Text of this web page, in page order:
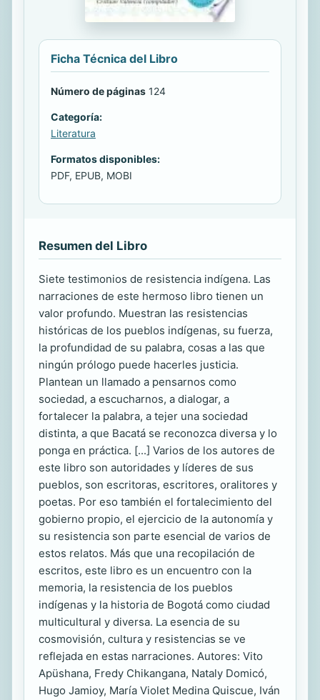
Ficha Técnica del Libro
Número de páginas 124
Categoría:
Literatura
Formatos disponibles:
PDF, EPUB, MOBI
Resumen del Libro
Siete testimonios de resistencia indígena. Las
narraciones de este hermoso libro tienen un
valor profundo. Muestran las resistencias
históricas de los pueblos indígenas, su fuerza,
la profundidad de su palabra, cosas a las que
ningún prólogo puede hacerles justicia.
Plantean un llamado a pensarnos como
sociedad, a escucharnos, a dialogar, a
fortalecer la palabra, a tejer una sociedad
distinta, a que Bacatá se reconozca diversa y lo
ponga en práctica. [...] Varios de los autores de
este libro son autoridades y líderes de sus
pueblos, son escritoras, escritores, oralitores y
poetas. Por eso también el fortalecimiento del
gobierno propio, el ejercicio de la autonomía y
su resistencia son parte esencial de varios de
estos relatos. Más que una recopilación de
escritos, este libro es un encuentro con la
memoria, la resistencia de los pueblos
indígenas y la historia de Bogotá como ciudad
multicultural y diversa. La esencia de su
cosmovisión, cultura y resistencias se ve
reflejada en estas narraciones. Autores: Vito
Apüshana, Fredy Chikangana, Nataly Domicó,
Hugo Jamioy, María Violet Medina Quiscue, Iván